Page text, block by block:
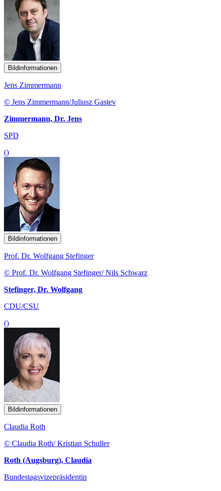
Bildinformationen
Jens Zimmermann
© Jens Zimmermann/Juliusz Gastev
Zimmermann, Dr. Jens
SPD
()
Bildinformationen
Prof. Dr. Wolfgang Stefinger
© Prof. Dr. Wolfgang Stefinger/ Nils Schwarz
Stefinger, Dr. Wolfgang
CDU/CSU
()
Bildinformationen
Claudia Roth
© Claudia Roth/ Kristian Schuller
Roth (Augsburg), Claudia
Bundestagsvizepräsidentin